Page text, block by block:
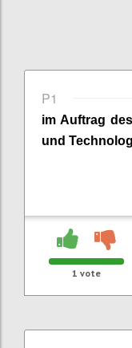
P1
im Auftrag
und
1 vote